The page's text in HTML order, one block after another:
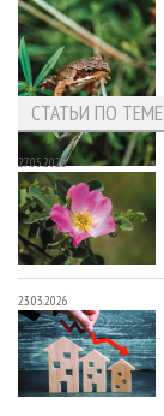
СТАТЬИ ПО ТЕМЕ
27.05.2026
23.03.2026